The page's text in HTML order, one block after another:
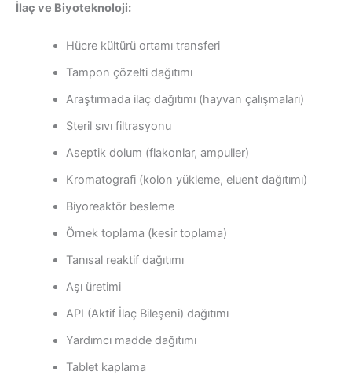
İlaç ve Biyoteknoloji:
Hücre kültürü ortamı transferi
Tampon çözelti dağıtımı
Araştırmada ilaç dağıtımı (hayvan çalışmaları)
Steril sıvı filtrasyonu
Aseptik dolum (flakonlar, ampuller)
Kromatografi (kolon yükleme, eluent dağıtımı)
Biyoreaktör besleme
Örnek toplama (kesir toplama)
Tanısal reaktif dağıtımı
Aşı üretimi
API (Aktif İlaç Bileşeni) dağıtımı
Yardımcı madde dağıtımı
Tablet kaplama